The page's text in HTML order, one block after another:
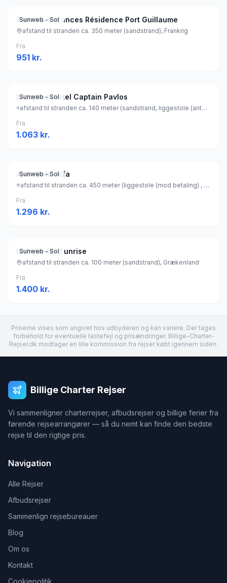
Sunweb - Sol
Pierre & Vacances Résidence Port Guillaume
afstand til stranden ca. 350 meter (sandstrand), Frankrig
Fra
951 kr.
Sunweb - Sol
Lejlighedshotel Captain Pavlos
afstand til stranden ca. 140 meter (sandstrand, liggestole (antal: 20) (gratis) , parasol (gratis) ), Grækenland
Fra
1.063 kr.
Sunweb - Sol
Aparthotel Alfa
afstand til stranden ca. 450 meter (liggestole (mod betaling) , parasol (mod betaling) ), Grækenland
Fra
1.296 kr.
Sunweb - Sol
Lejligheder Sunrise
afstand til stranden ca. 100 meter (sandstrand), Grækenland
Fra
1.400 kr.
Priserne vises som angivet hos udbyderen og kan variere. Der tages
forbehold for eventuelle tastefejl og prisændringer. Billige-Charter-
Rejser.dk modtager en lille kommission fra rejser købt igennem siden.
Billige Charter Rejser
Vi sammenligner charterrejser, afbudsrejser og billige ferier fra
førende rejsearrangører — så du nemt kan finde den bedste
rejse til den rigtige pris.
Navigation
Alle Rejser
Afbudsrejser
Sammenlign rejsebureauer
Blog
Om os
Kontakt
Cookiepolitik